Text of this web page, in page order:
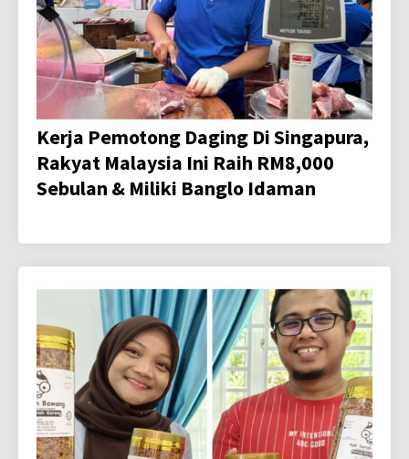
Kerja Pemotong Daging Di Singapura,
Rakyat Malaysia Ini Raih RM8,000
Sebulan & Miliki Banglo Idaman